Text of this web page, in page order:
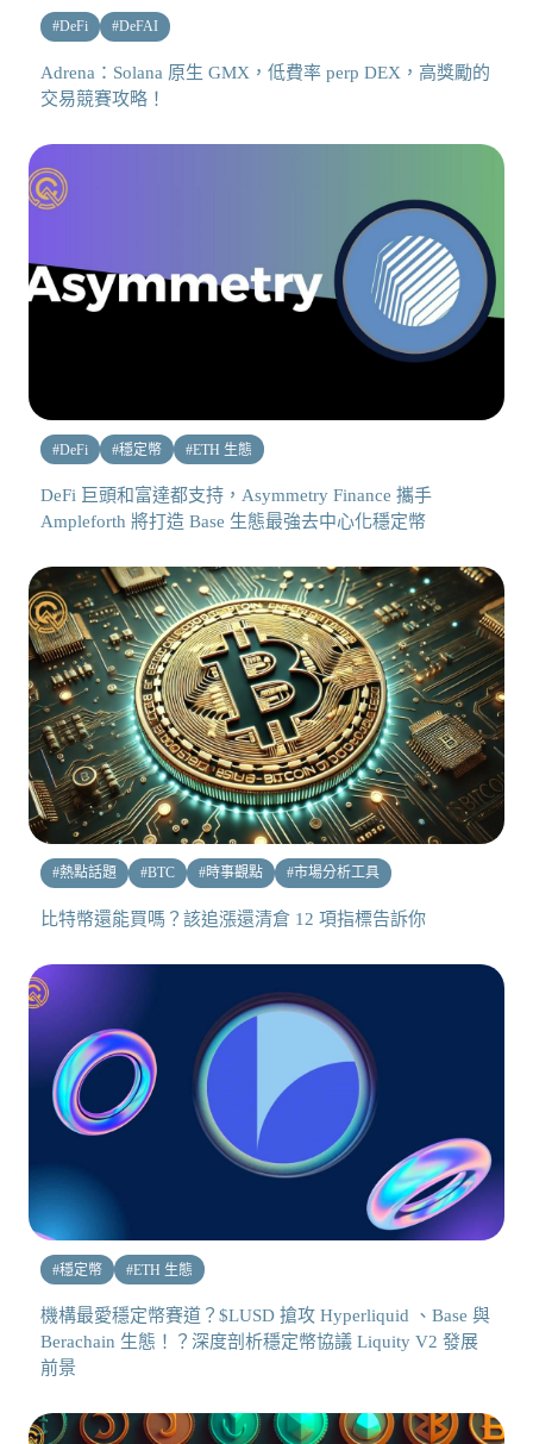
#DeFi #DeFAI
Adrena：Solana 原生 GMX，低費率 perp DEX，高獎勵的
交易競賽攻略！
#DeFi #穩定幣 #ETH 生態
DeFi 巨頭和富達都支持，Asymmetry Finance 攜手
Ampleforth 將打造 Base 生態最強去中心化穩定幣
#熱點話題 #BTC #時事觀點 #市場分析工具
比特幣還能買嗎？該追漲還清倉 12 項指標告訴你
#穩定幣 #ETH 生態
機構最愛穩定幣賽道？$LUSD 搶攻 Hyperliquid 、Base 與
Berachain 生態！？深度剖析穩定幣協議 Liquity V2 發展
前景